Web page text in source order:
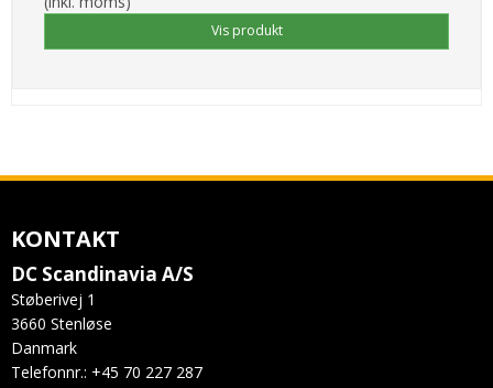
Vis produkt
KONTAKT
DC Scandinavia A/S
Støberivej 1
3660 Stenløse
Danmark
Telefonnr.: +45 70 227 287